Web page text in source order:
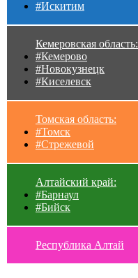
#Искитим
Кемеровская область:
#Кемерово
#Новокузнецк
#Киселевск
Томская область:
#Томск
#Стрежевой
Алтайский край:
#Барнаул
#Бийск
Республика Алтай